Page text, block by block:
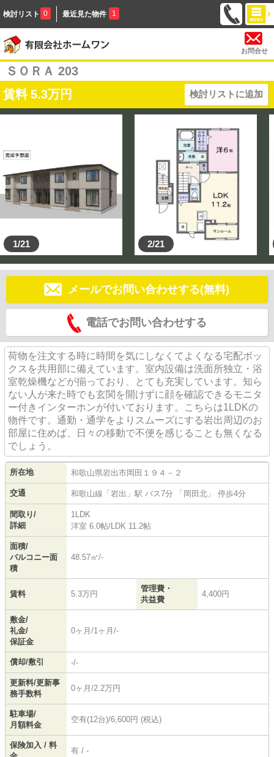
検討リスト 0 最近見た物件 1
お問合せ
ＳＯＲＡ 203
賃料 5.3万円 検討リストに追加
1/21 2/21
メールでお問い合わせする(無料)
電話でお問い合わせする
荷物を注文する時に時間を気にしなくてよくなる宅配ボッ
クスを共用部に備えています。室内設備は洗面所独立・浴
室乾燥機などが揃っており、とても充実しています。知ら
ない人が来た時でも玄関を開けずに顔を確認できるモニタ
ー付きインターホンが付いております。こちらは1LDKの
物件です。通勤・通学をよりスムーズにする岩出周辺のお
部屋に住めば、日々の移動で不便を感じることも無くなる
でしょう。
所在地 和歌山県岩出市岡田 １９４－２
交通 和歌山線 「 岩出 」駅 バス7分 「岡田北」 停歩4分
間取り/
詳細
1LDK
洋室 6.0帖/ LDK 11.2帖
面積/
バルコニー面
積
48.57㎡/-
賃料 5.3万円
管理費・
共益費
4,400円
敷金/
礼金/
保証金
0ヶ月/1ヶ月/-
償却/敷引 -/-
更新料/更新事
務手数料
0ヶ月/2.2万円
駐車場/
月額料金
空有(12台)/6,600円 (税込)
保険加入 / 料
有 / -